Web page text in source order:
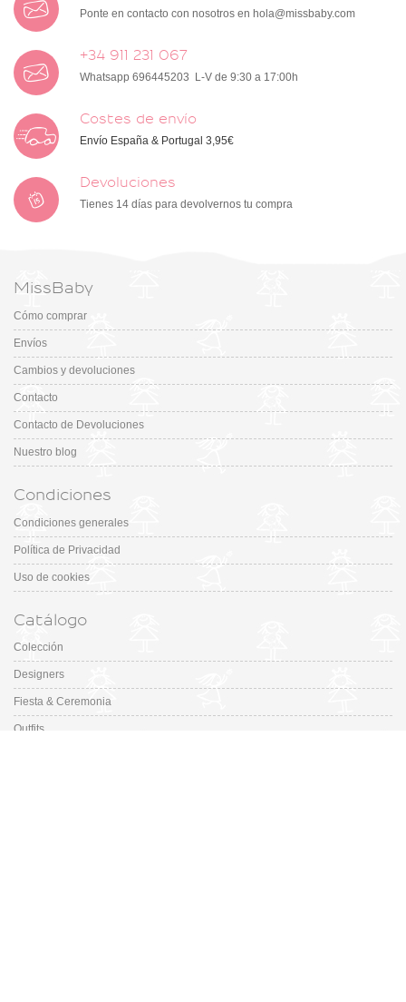
Ponte en contacto con nosotros en hola@missbaby.com
+34 911 231 067
Whatsapp 696445203 L-V de 9:30 a 17:00h
Costes de envío
Envío España & Portugal 3,95€
Devoluciones
Tienes 14 días para devolvernos tu compra
MissBaby
Cómo comprar
Envíos
Cambios y devoluciones
Contacto
Contacto de Devoluciones
Nuestro blog
Condiciones
Condiciones generales
Política de Privacidad
Uso de cookies
Catálogo
Colección
Designers
Fiesta & Ceremonia
Outfits